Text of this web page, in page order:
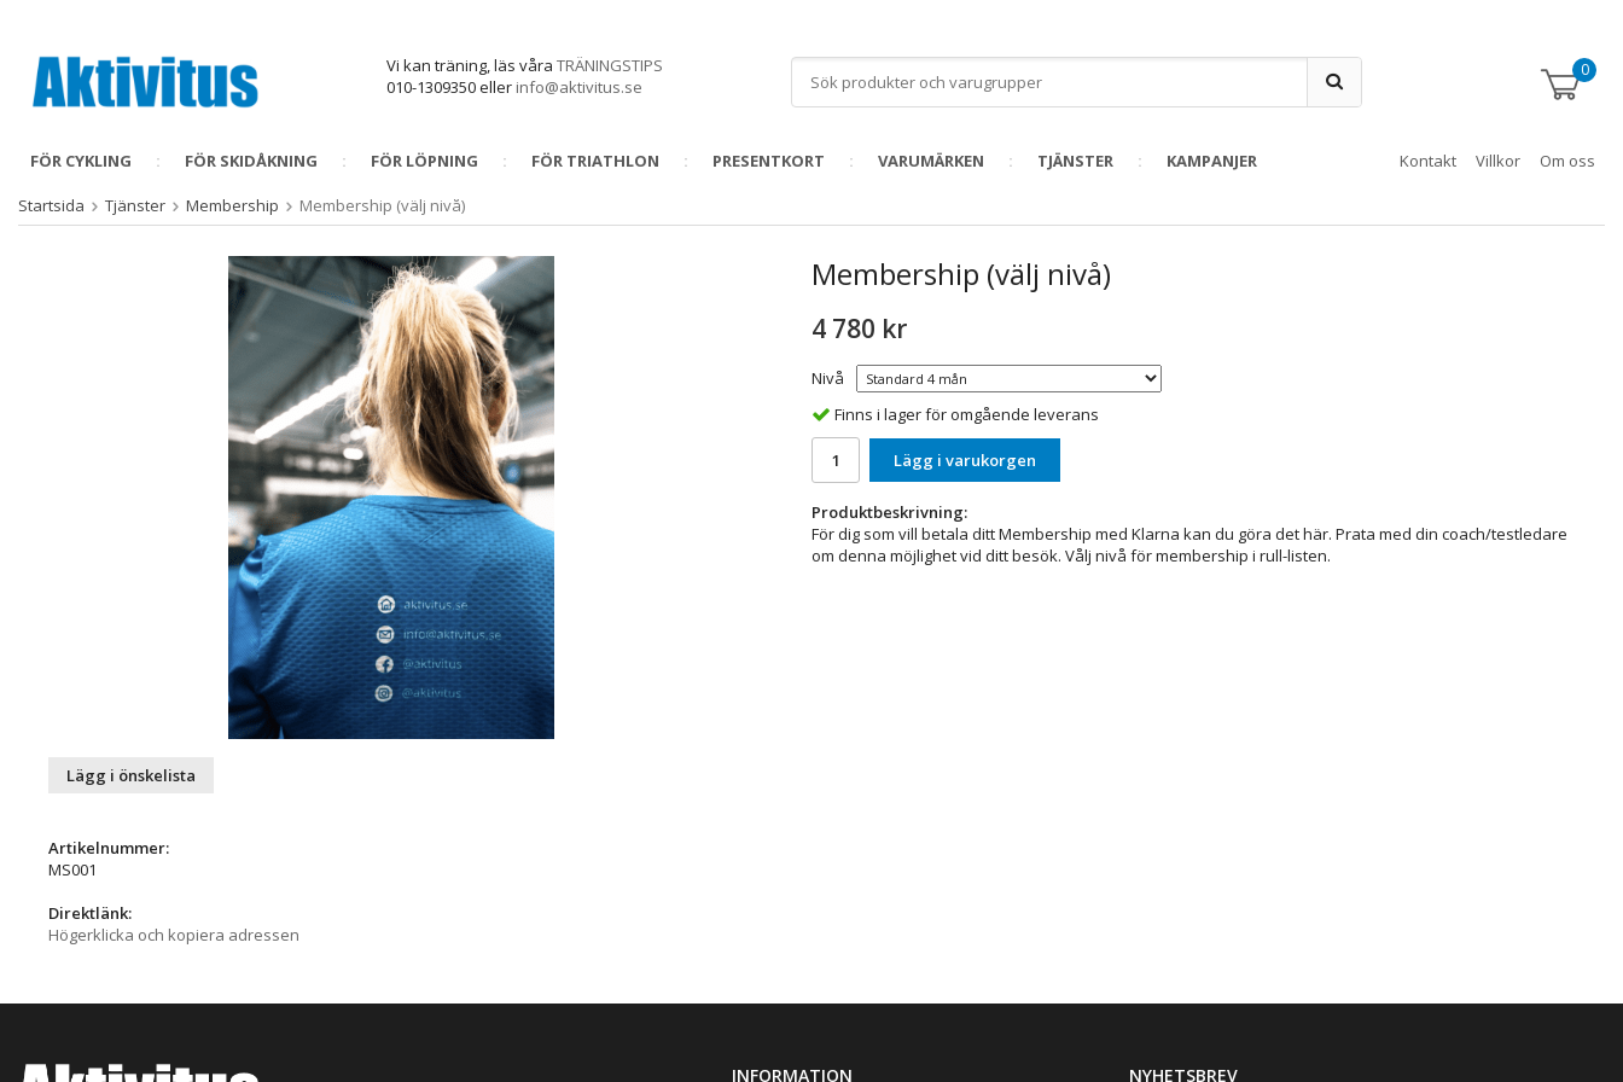
Vi kan träning, läs våraTRÄNINGSTIPS
010-1309350 eller info@aktivitus.se
0
FÖR CYKLING FÖR SKIDÅKNING FÖR LÖPNING FÖR TRIATHLON PRESENTKORT VARUMÄRKEN TJÄNSTER KAMPANJER Kontakt Villkor Om oss
Startsida Tjänster Membership Membership (välj nivå)
Membership (välj nivå)
4 780 kr
Nivå
Finns i lager för omgående leverans
Lägg i varukorgen
Produktbeskrivning:
För dig som vill betala ditt Membership med Klarna kan du göra det här. Prata med din coach/testledare
om denna möjlighet vid ditt besök. Vålj nivå för membership i rull-listen.
Lägg i önskelista
Artikelnummer:
MS001
Direktlänk:
Högerklicka och kopiera adressen
INFORMATION NYHETSBREV